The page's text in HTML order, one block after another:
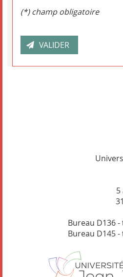
(*) champ obligatoire
5
Bureau D136 -
Bureau D145 -